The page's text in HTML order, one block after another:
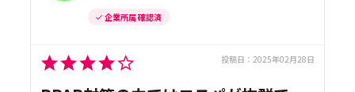
企業所属 確認済
投稿日： 2025年02月28日